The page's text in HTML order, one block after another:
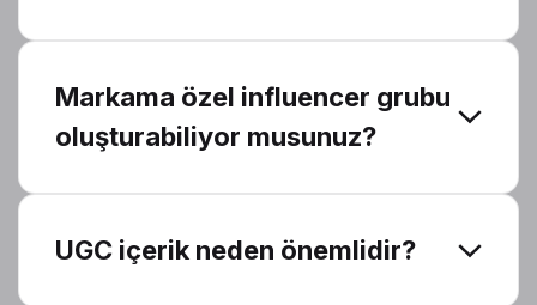
Markama özel influencer grubu
oluşturabiliyor musunuz?
UGC içerik neden önemlidir?